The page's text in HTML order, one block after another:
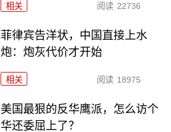
相关 阅读 22736
菲律宾告洋状，中国直接上水
炮：炮灰代价才开始
相关 阅读 18975
美国最狠的反华鹰派，怎么访个
华还委屈上了？